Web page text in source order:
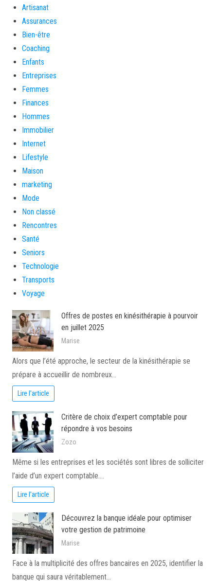
Artisanat
Assurances
Bien-être
Coaching
Enfants
Entreprises
Femmes
Finances
Hommes
Immobilier
Internet
Lifestyle
Maison
marketing
Mode
Non classé
Rencontres
Santé
Seniors
Technologie
Transports
Voyage
Offres de postes en kinésithérapie à pourvoir
en juillet 2025
Marise
Alors que l’été approche, le secteur de la kinésithérapie se
prépare à accueillir de nombreux…
Lire l'article
Critère de choix d’expert comptable pour
répondre à vos besoins
Zozo
Même si les entreprises et les sociétés sont libres de solliciter
l’aide d’un expert comptable.…
Lire l'article
Découvrez la banque idéale pour optimiser
votre gestion de patrimoine
Marise
Face à la multiplicité des offres bancaires en 2025, identifier la
banque qui saura véritablement…